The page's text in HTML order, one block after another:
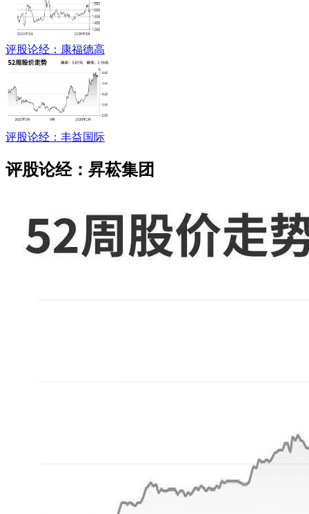
评股论经：康福德高
评股论经：丰益国际
评股论经：昇菘集团